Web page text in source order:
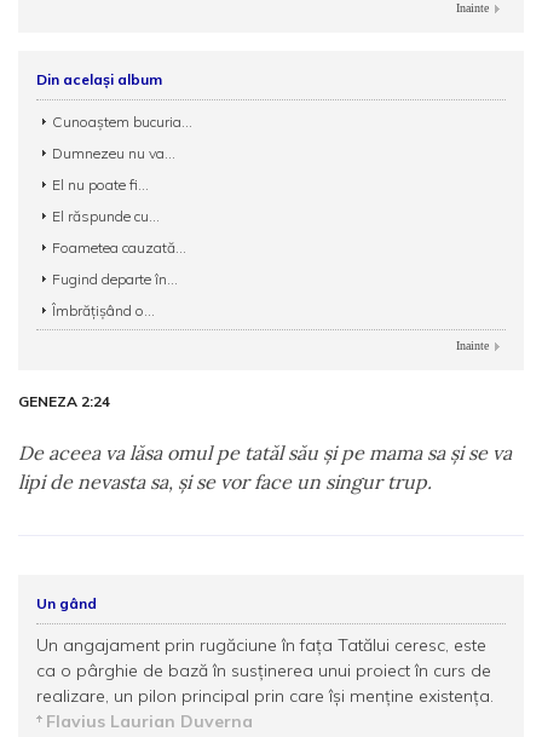
Inainte
Din același album
Cunoaștem bucuria...
Dumnezeu nu va...
El nu poate fi...
El răspunde cu...
Foametea cauzată...
Fugind departe în...
Îmbrățișând o...
Inainte
GENEZA 2:24
De aceea va lăsa omul pe tatăl său şi pe mama sa şi se va
lipi de nevasta sa, şi se vor face un singur trup.
Un gând
Un angajament prin rugăciune în faţa Tatălui ceresc, este
ca o pârghie de bază în susţinerea unui proiect în curs de
realizare, un pilon principal prin care îşi menţine existenţa.
Flavius Laurian Duverna